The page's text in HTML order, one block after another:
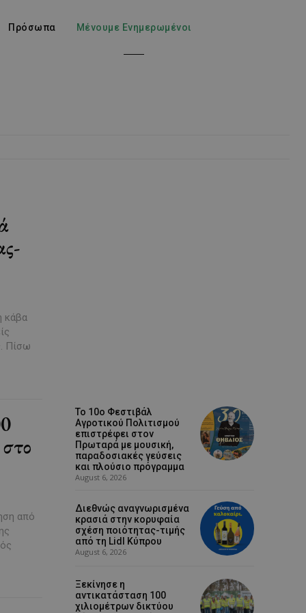
Πρόσωπα Μένουμε Ενημερωμένοι
κάβα
Πίσω
από
Το 10ο Φεστιβάλ
Αγροτικού Πολιτισμού
επιστρέφει στον
Πρωταρά με μουσική,
παραδοσιακές γεύσεις
και πλούσιο πρόγραμμα
August 6, 2026
Διεθνώς αναγνωρισμένα
κρασιά στην κορυφαία
σχέση ποιότητας-τιμής
από τη Lidl Κύπρου
August 6, 2026
Ξεκίνησε η
αντικατάσταση 100
χιλιομέτρων δικτύου